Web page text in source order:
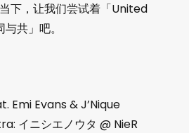
下，让我们尝试着「United
共」吧。
Emi Evans & J’Nique
イニシエノウタ @ NieR